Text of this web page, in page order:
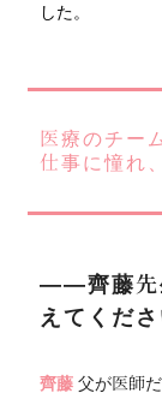
した。
医療のチー
仕事に憧れ
――齊藤先
えてくださ
齊藤父が医師